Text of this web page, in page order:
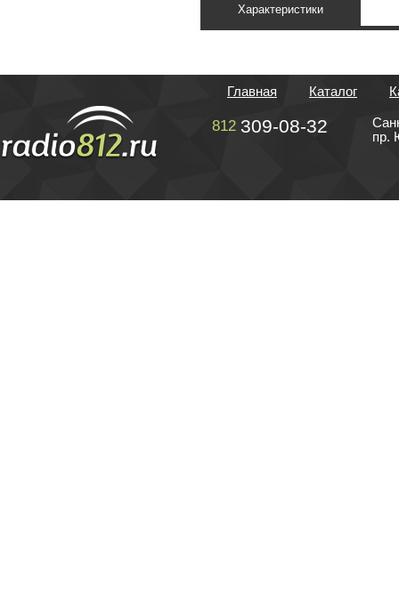
Характеристики
Главная Каталог
812 309-08-32
пр.